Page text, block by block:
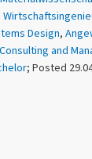
Design,
and
; Posted